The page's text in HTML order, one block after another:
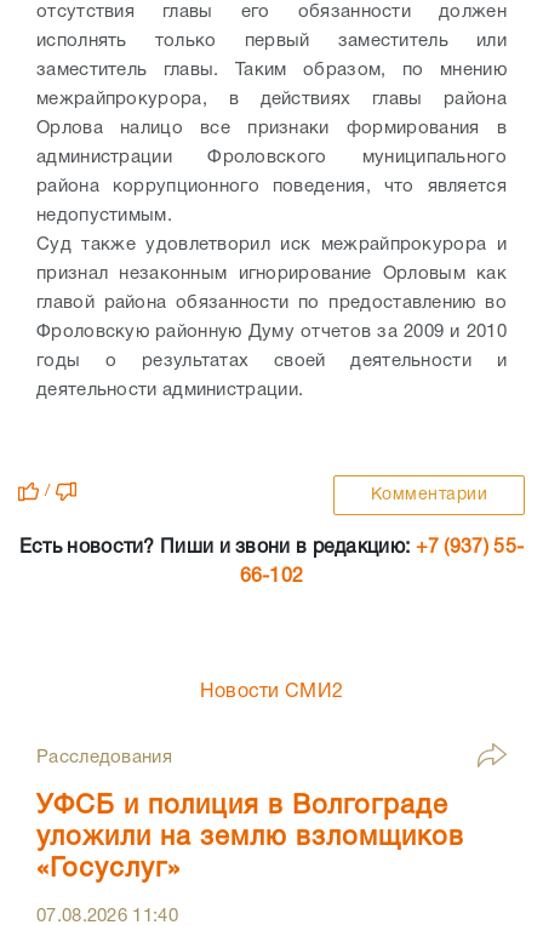
отсутствия главы его обязанности должен
исполнять только первый заместитель или
заместитель главы. Таким образом, по мнению
межрайпрокурора, в действиях главы района
Орлова налицо все признаки формирования в
администрации Фроловского муниципального
района коррупционного поведения, что является
недопустимым.
Суд также удовлетворил иск межрайпрокурора и
признал незаконным игнорирование Орловым как
главой района обязанности по предоставлению во
Фроловскую районную Думу отчетов за 2009 и 2010
годы о результатах своей деятельности и
деятельности администрации.
/ Комментарии
Есть новости? Пиши и звони в редакцию: +7 (937) 55-
66-102
Новости СМИ2
Расследования
УФСБ и полиция в Волгограде
уложили на землю взломщиков
«Госуслуг»
07.08.2026 11:40